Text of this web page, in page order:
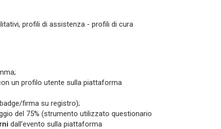
profili di assistenza - profili di cura
un profilo utente sulla piattaforma
firma su registro);
del 75% (strumento utilizzato questionario
dall’evento sulla piattaforma